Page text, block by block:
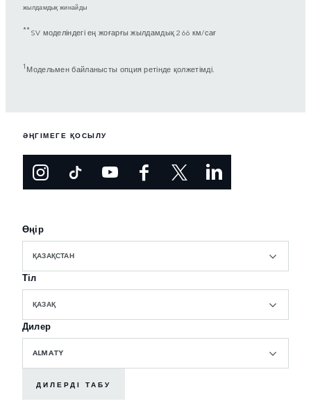
жылдамдық жинайды
**SV моделіндегі ең жоғарғы жылдамдық 266 км/сағ
1 Модельмен байланысты опция ретінде қолжетімді.
ӘҢГІМЕГЕ ҚОСЫЛУ
Өңір
ҚАЗАҚСТАН
Тіл
ҚАЗАҚ
Дилер
ALMATY
ДИЛЕРДІ ТАБУ